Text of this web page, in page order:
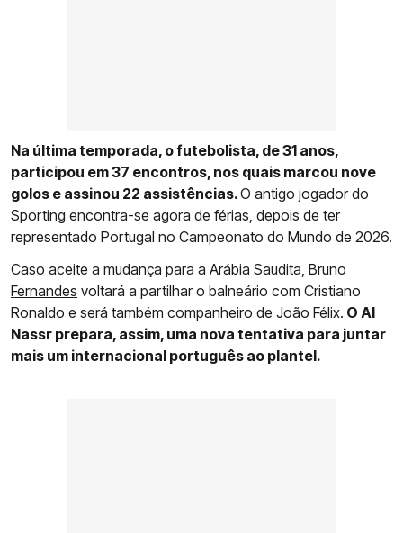
Na última temporada, o futebolista, de 31 anos,
participou em 37 encontros, nos quais marcou nove
golos e assinou 22 assistências.O antigo jogador do
Sporting encontra-se agora de férias, depois de ter
representado Portugal no Campeonato do Mundo de 2026.
Caso aceite a mudança para a Arábia Saudita, Bruno
Fernandes voltará a partilhar o balneário com Cristiano
Ronaldo e será também companheiro de João Félix. O Al
Nassr prepara, assim, uma nova tentativa para juntar
mais um internacional português ao plantel.